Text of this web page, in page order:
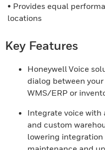
• Provides equal
locations
Key Features
Honeywell Voice
dialog between
WMS/ERP or
Integrate voice with
and custom
lowering integration